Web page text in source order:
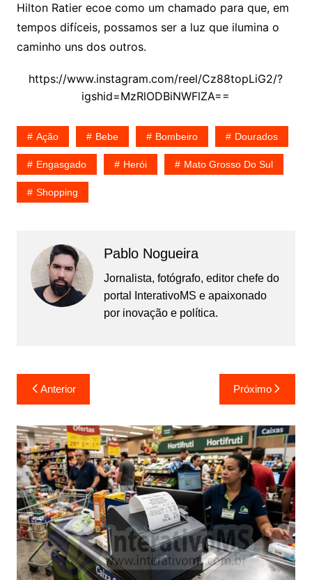
Hilton Ratier ecoe como um chamado para que, em
tempos difíceis, possamos ser a luz que ilumina o
caminho uns dos outros.
https://www.instagram.com/reel/Cz88topLiG2/?
igshid=MzRlODBiNWFlZA==
Ação Bebe Bombeiro Dourados
Engasgado Herói Mato Grosso Do Sul
Shopping
Pablo Nogueira
Jornalista, fotógrafo, editor chefe do
portal InterativoMS e apaixonado
por inovação e política.
Navegação
de
Post
Anterior Próximo